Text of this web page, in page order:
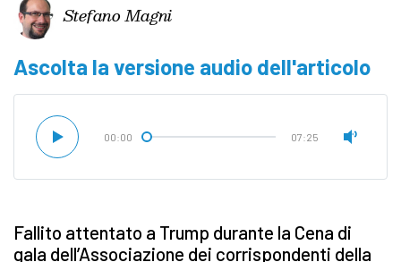
Stefano Magni
Ascolta la versione audio dell'articolo
00:00 07:25
Fallito attentato a Trump durante la Cena di
gala dell’Associazione dei corrispondenti della